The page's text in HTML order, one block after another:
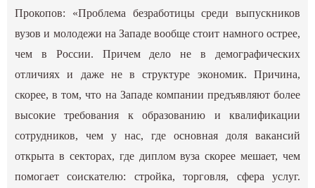
Прокопов: «Проблема безработицы среди выпускников
вузов и молодежи на Западе вообще стоит намного острее,
чем в России. Причем дело не в демографических
отличиях и даже не в структуре экономик. Причина,
скорее, в том, что на Западе компании предъявляют более
высокие требования к образованию и квалификации
сотрудников, чем у нас, где основная доля вакансий
открыта в секторах, где диплом вуза скорее мешает, чем
помогает соискателю: стройка, торговля, сфера услуг.